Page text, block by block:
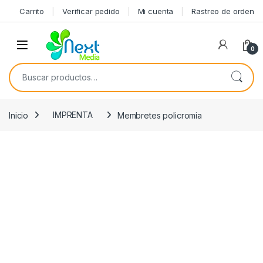
Skip to navigation
Skip to content
Carrito Verificar pedido Mi cuenta Rastreo de orden
0
Buscar por:
Inicio IMPRENTA Membretes policromia